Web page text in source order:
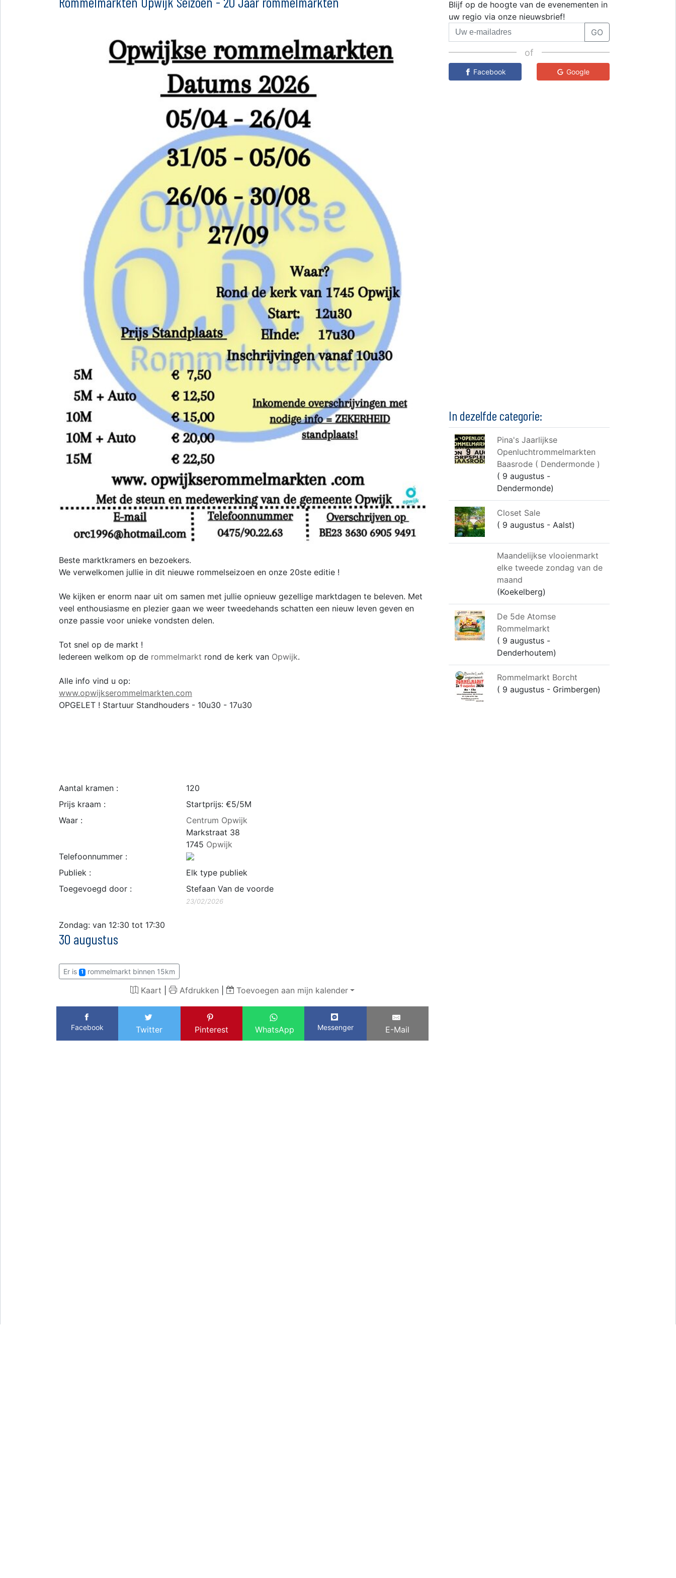
Beste marktkramers en bezoekers.
We verwelkomen jullie in dit nieuwe rommelseizoen en onze 20ste editie !
We kijken er enorm naar uit om samen met jullie opnieuw gezellige marktdagen te beleven. Met
veel enthousiasme en plezier gaan we weer tweedehands schatten een nieuw leven geven en
onze passie voor unieke vondsten delen.
Tot snel op de markt !
Iedereen welkom op de rommelmarkt rond de kerk van Opwijk.
Alle info vind u op:
www.opwijkserommelmarkten.com
OPGELET ! Startuur Standhouders - 10u30 - 17u30
Aantal kramen :
120
Prijs kraam :
Startprijs: €5/5M
Waar :
Centrum Opwijk
Markstraat 38
1745 Opwijk
Telefoonnummer :
Publiek :
Elk type publiek
Toegevoegd door :
Stefaan Van de voorde
23/02/2026
Zondag: van 12:30 tot 17:30
30 augustus
Er is 1 rommelmarkt binnen 15km
Kaart Afdrukken Toevoegen aan mijn kalender
Facebook Twitter Pinterest WhatsApp Messenger E-Mail
Blijf op de hoogte van de evenementen in
uw regio via onze nieuwsbrief!
GO
of
Facebook Google
In dezelfde categorie:
Pina's Jaarlijkse
Openluchtrommelmarkten
Baasrode ( Dendermonde )
( 9 augustus -
Dendermonde)
Closet Sale
( 9 augustus - Aalst)
Maandelijkse vlooienmarkt
elke tweede zondag van de
maand
(Koekelberg)
De 5de Atomse
Rommelmarkt
( 9 augustus -
Denderhoutem)
Rommelmarkt Borcht
( 9 augustus - Grimbergen)